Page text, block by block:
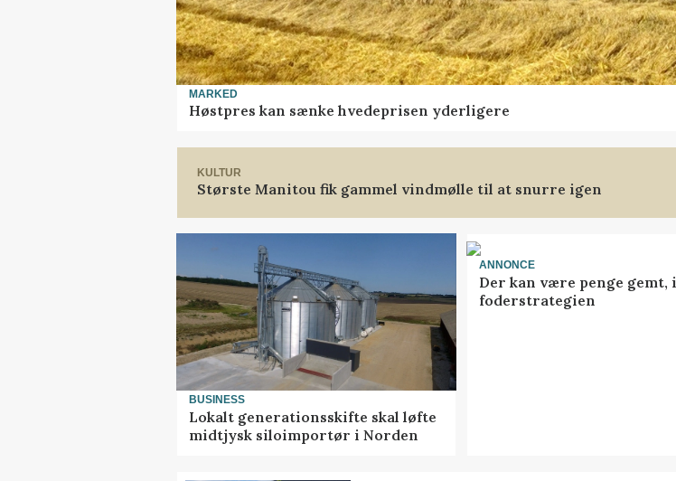
MARKED
Høstpres kan sænke hvedeprisen yderligere
KULTUR
Største Manitou fik gammel vindmølle til at snurre igen
BUSINESS
Lokalt generationsskifte skal løfte
midtjysk siloimportør i Norden
ANNONCE
Der kan være penge gemt, i
foderstrategien